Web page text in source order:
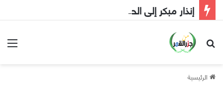
إنذار مبكر إلى الحكومة
بحث عن
الرئيسية